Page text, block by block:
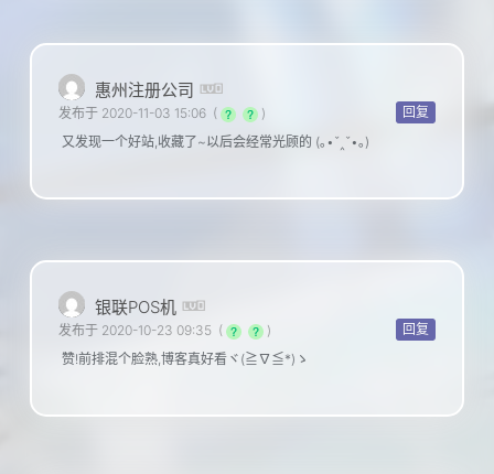
惠州注册公司
回复
发布于 2020-11-03 15:06 (
)
又发现一个好站,收藏了~以后会经常光顾的 (｡•ˇ‸ˇ•｡)
银联POS机
回复
发布于 2020-10-23 09:35 (
)
赞!前排混个脸熟,博客真好看ヾ(≧∇≦*)ゝ